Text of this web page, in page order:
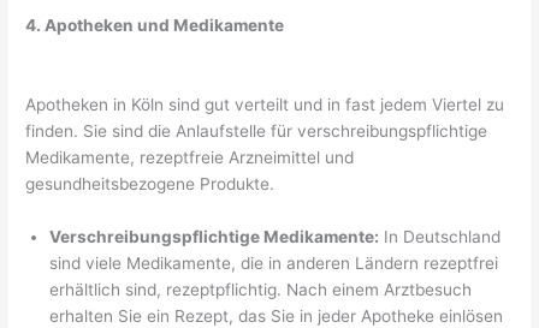
4. Apotheken und Medikamente
Apotheken in Köln sind gut verteilt und in fast jedem Viertel zu
finden. Sie sind die Anlaufstelle für verschreibungspflichtige
Medikamente, rezeptfreie Arzneimittel und
gesundheitsbezogene Produkte.
Verschreibungspflichtige Medikamente: In Deutschland
sind viele Medikamente, die in anderen Ländern rezeptfrei
erhältlich sind, rezeptpflichtig. Nach einem Arztbesuch
erhalten Sie ein Rezept, das Sie in jeder Apotheke einlösen